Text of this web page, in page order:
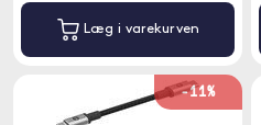
Læg i varekurven
-11%